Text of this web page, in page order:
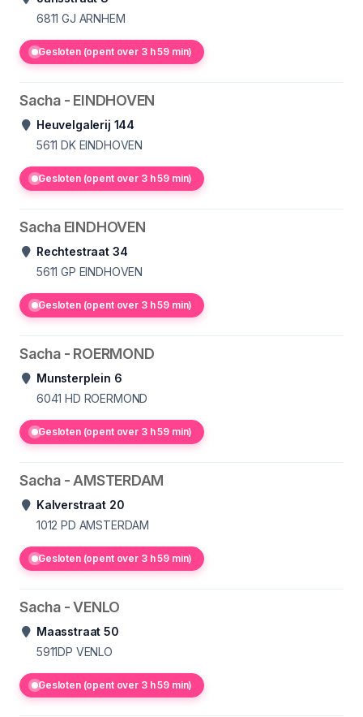
6811 GJ ARNHEM
Gesloten (opent over 3 h 59 min)
Sacha - EINDHOVEN
Heuvelgalerij 144
5611 DK EINDHOVEN
Gesloten (opent over 3 h 59 min)
Sacha EINDHOVEN
Rechtestraat 34
5611 GP EINDHOVEN
Gesloten (opent over 3 h 59 min)
Sacha - ROERMOND
Munsterplein 6
6041 HD ROERMOND
Gesloten (opent over 3 h 59 min)
Sacha - AMSTERDAM
Kalverstraat 20
1012 PD AMSTERDAM
Gesloten (opent over 3 h 59 min)
Sacha - VENLO
Maasstraat 50
5911DP VENLO
Gesloten (opent over 3 h 59 min)